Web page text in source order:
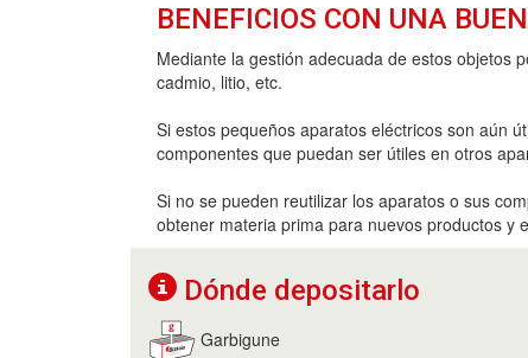
BENEFICIOS CON UNA
Mediante la gestión adecuada de estos objetos
cadmio, litio, etc.
Si estos pequeños aparatos eléctricos son aún
componentes que puedan ser útiles en otros
Si no se pueden reutilizar los aparatos o sus
obtener materia prima para nuevos productos y
Dónde depositarlo
Garbigune